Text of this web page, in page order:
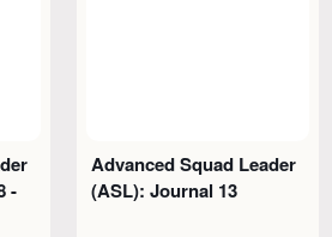
-
Advanced Squad Leader
(ASL): Journal 13